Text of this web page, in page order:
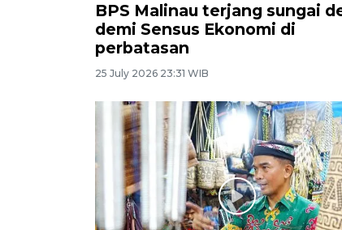
BPS Malinau terjang sungai
demi Sensus Ekonomi di
perbatasan
25 July 2026 23:31 WIB